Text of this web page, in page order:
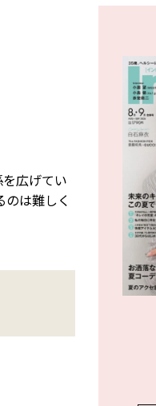
広げてい
は難しく